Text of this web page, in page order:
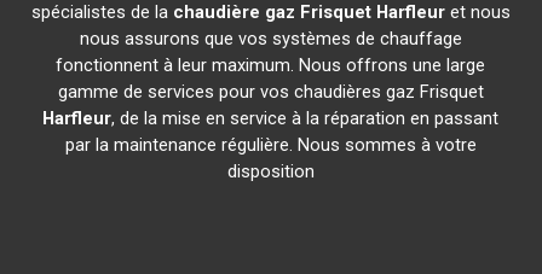
spécialistes de la chaudière gaz Frisquet Harfleuret nous
nous assurons que vos systèmes de chauffage
fonctionnent à leur maximum. Nous offrons une large
gamme de services pour vos chaudières gaz Frisquet
Harfleur, de la mise en service à la réparation en passant
par la maintenance régulière. Nous sommes à votre
disposition